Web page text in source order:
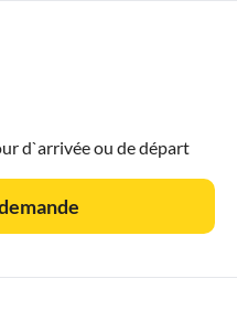
d`arrivée ou de départ